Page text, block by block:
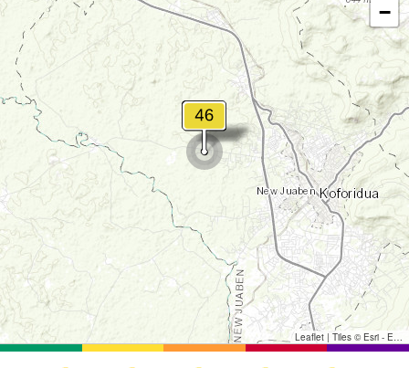
−
Leaflet | Tiles © Esri - Esri, DeLorme, NAVTEQ, TomTom, Intermap, iPC, USGS, FAO, NPS, NRCAN, GeoBase, Kadaster NL, Ordnance Survey, Esri Japan, METI, Esri China (Hong Kong), and the GIS User Community